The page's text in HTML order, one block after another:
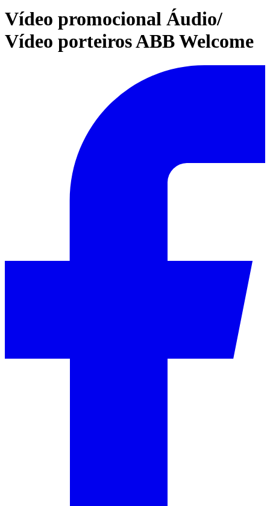
Vídeo promocional Áudio/
Vídeo porteiros ABB Welcome